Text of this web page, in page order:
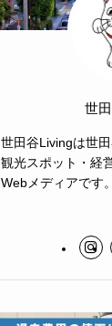
世
世田谷Livingは世
観光スポット・経
Webメディアです。